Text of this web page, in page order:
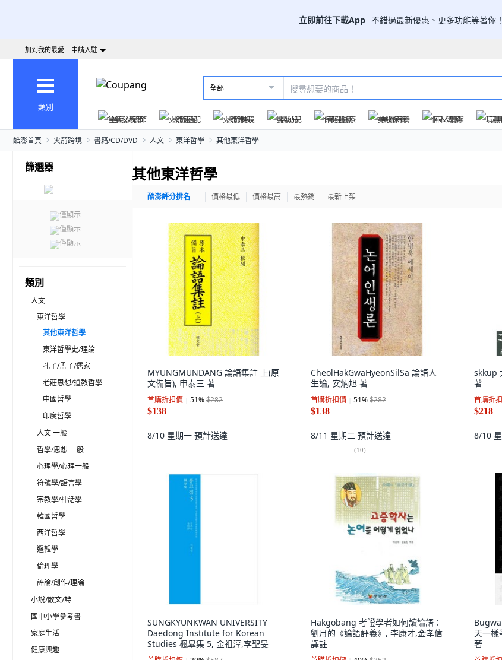
立即前往下載App 不錯過最新優惠、更多功能等著你！
加到我的最愛 申請入駐
類別
全部
爸氣父親節
火箭速配 火箭跨境 嬰幼兒 保健醫療 美妝保養 個人清潔 玩
酷澎首頁 火箭跨境 書籍/CD/DVD 人文 東洋哲學 其他東洋哲學
篩選器
僅顯示
僅顯示
僅顯示
類別
人文
東洋哲學
其他東洋哲學
東洋哲學史/理論
孔子/孟子/儒家
老莊思想/道教哲學
中國哲學
印度哲學
人文 一般
哲學/思想 一般
心理學/心理一般
符號學/語言學
宗教學/神話學
韓國哲學
西洋哲學
邏輯學
倫理學
評論/創作/理論
小說/散文/詩
國中小學參考書
家庭生活
健康興趣
其他東洋哲學
酷澎評分排名 價格最低 價格最高 最熱銷 最新上架
MYUNGMUNDANG 論語集註 上(原
文備旨), 申泰三 著
首購折扣價 51%$282
$138
8/10 星期一 預計送達
CheolHakGwaHyeonSilSa 論語人
生論, 安炳旭 著
首購折扣價 51%$282
$138
8/11 星期二 預計送達
(10)
skkup
著
首購折
$218
8/10
SUNGKYUNKWAN UNIVERSITY
Daedong Institute for Korean
Studies 楓皐集 5, 金祖淳,李聖旻
Hakgobang 考證學者如何讀論語：
劉月的《論語評義》, 李康才,金孝信
譯註
天一樣
著